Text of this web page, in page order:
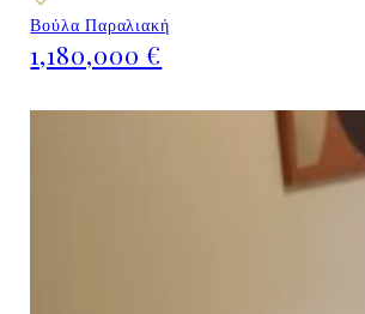
Βούλα Παραλιακή
1,180,000 €